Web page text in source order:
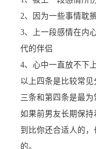
2、因为一些事情耽
3、上一段感情在内
代的伴侣
4、心中一直放不下
以上四条是比较常
三条和第四条是最为
如果前男友长期保
到比你还合适人的
的。